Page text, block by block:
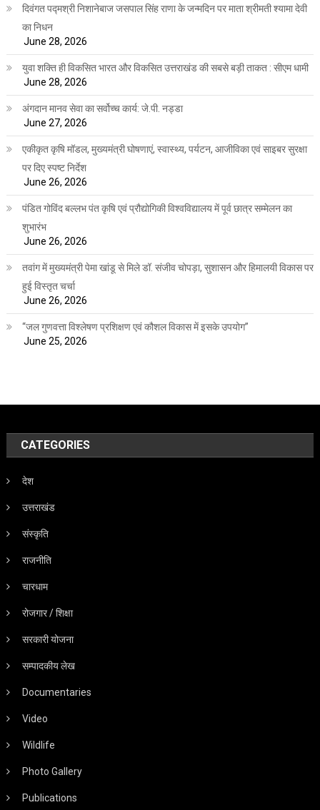
दिवंगत पद्मश्री निशानेबाज जसपाल सिंह राणा के जन्मदिन पर माता श्रीमती श्यामा देवी
का निधन
June 28, 2026
युवा शक्ति ही विकसित भारत और विकसित उत्तराखंड की सबसे बड़ी ताकत : सीएम धामी
June 28, 2026
अंगदान मानव सेवा का सर्वोच्च कार्य: जे.पी. नड्डा
June 27, 2026
एकीकृत कृषि मॉडल, मुख्यमंत्री घोषणाएं, स्वास्थ्य, पर्यटन, आजीविका एवं साइबर सुरक्षा
पर दिए स्पष्ट निर्देश
June 26, 2026
पंडित गोविंद बल्लभ पंत कृषि एवं प्रौद्योगिकी विश्वविद्यालय में पूर्व छात्र सम्मेलन का
शुभारंभ
June 26, 2026
तवांग में मुख्यमंत्री पेमा खांडू से मिले डॉ. संजीव चोपड़ा, सुशासन और हिमालयी विकास पर
हुई विस्तृत चर्चा
June 26, 2026
“जल गुणवत्ता विश्लेषण प्रशिक्षण एवं कौशल विकास में इसके उपयोग”
June 25, 2026
CATEGORIES
देश
उत्तराखंड
संस्कृति
राजनीति
चारधाम
रोजगार / शिक्षा
सरकारी योजना
सम्पादकीय लेख
Documentaries
Video
Wildlife
Photo Gallery
Publications